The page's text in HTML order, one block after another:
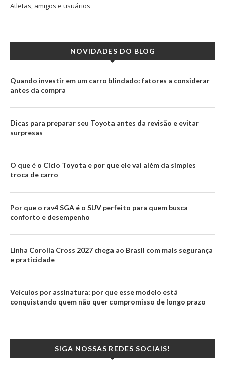
Atletas, amigos e usuários
NOVIDADES DO BLOG
Quando investir em um carro blindado: fatores a considerar
antes da compra
Dicas para preparar seu Toyota antes da revisão e evitar
surpresas
O que é o Ciclo Toyota e por que ele vai além da simples
troca de carro
Por que o rav4 SGA é o SUV perfeito para quem busca
conforto e desempenho
Linha Corolla Cross 2027 chega ao Brasil com mais segurança
e praticidade
Veículos por assinatura: por que esse modelo está
conquistando quem não quer compromisso de longo prazo
SIGA NOSSAS REDES SOCIAIS!